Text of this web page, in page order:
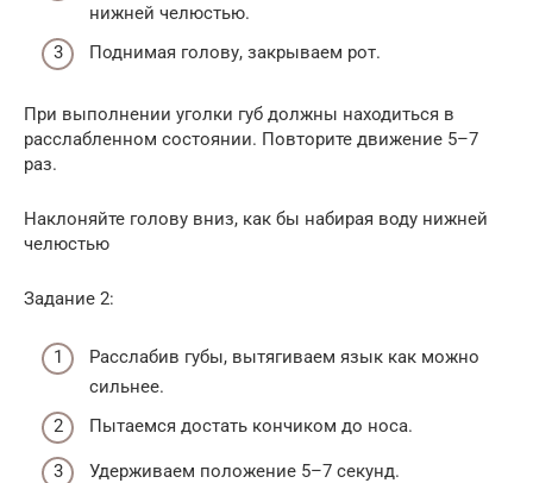
нижней челюстью.
Поднимая голову, закрываем рот.
При выполнении уголки губ должны находиться в
расслабленном состоянии. Повторите движение 5–7
раз.
Наклоняйте голову вниз, как бы набирая воду нижней
челюстью
Задание 2:
Расслабив губы, вытягиваем язык как можно
сильнее.
Пытаемся достать кончиком до носа.
Удерживаем положение 5–7 секунд.